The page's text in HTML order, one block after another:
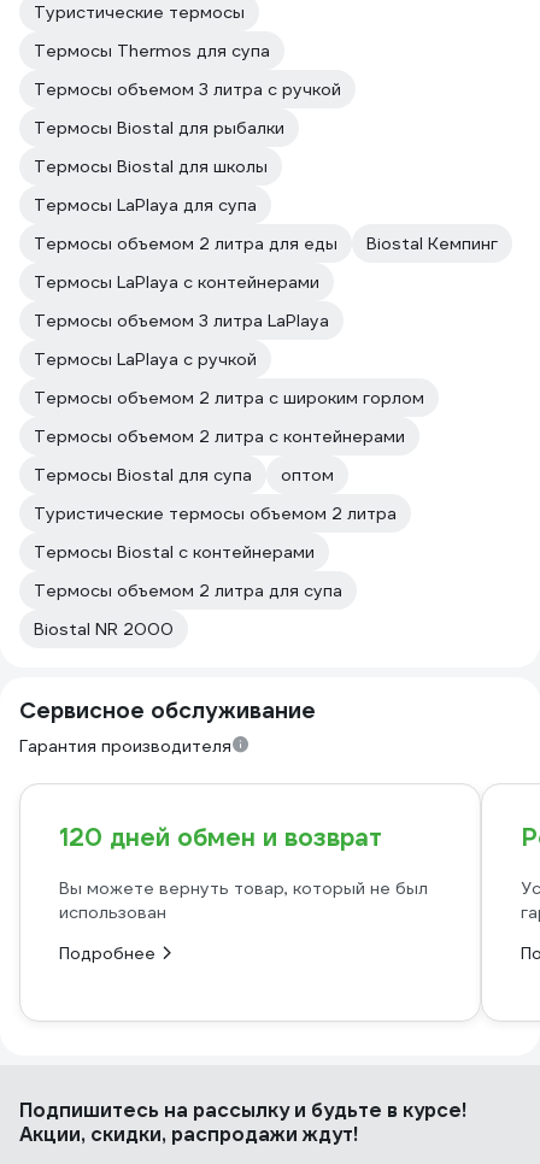
Туристические термосы
Термосы Thermos для супа
Термосы объемом 3 литра с ручкой
Термосы Biostal для рыбалки
Термосы Biostal для школы
Термосы LaPlaya для супа
Термосы объемом 2 литра для еды
Biostal Кемпинг
Термосы LaPlaya с контейнерами
Термосы объемом 3 литра LaPlaya
Термосы LaPlaya с ручкой
Термосы объемом 2 литра с широким горлом
Термосы объемом 2 литра с контейнерами
Термосы Biostal для супа
оптом
Туристические термосы объемом 2 литра
Термосы Biostal с контейнерами
Термосы объемом 2 литра для супа
Biostal NR 2000
Сервисное обслуживание
Гарантия производителя
120 дней обмен и возврат
Вы можете вернуть товар, который не был
использован
Подробнее
Подпишитесь на рассылкуи будьте в курсе!
Акции, скидки, распродажи ждут!